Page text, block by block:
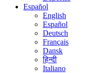
Español
English
Español
Deutsch
Français
Dansk
हिन्दी
Italiano